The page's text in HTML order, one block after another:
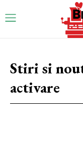
Stiri si
activare